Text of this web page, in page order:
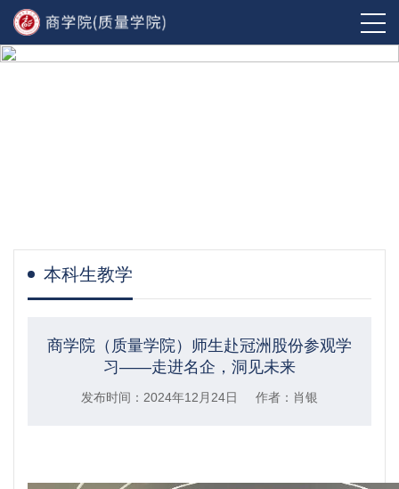
本科生教学
商学院（质量学院）师生赴冠洲股份参观学
习——走进名企，洞见未来
发布时间：2024年12月24日 作者：肖银